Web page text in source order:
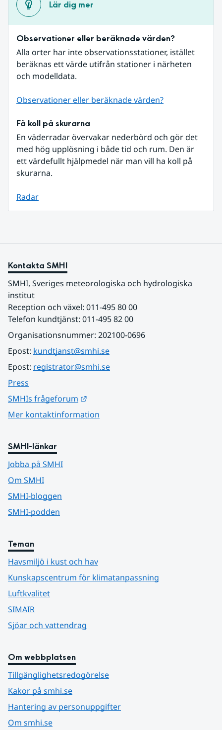
Lär dig mer
Observationer eller beräknade värden?
Alla orter har inte observationsstationer, istället
beräknas ett värde utifrån stationer i närheten
och modelldata.
Observationer eller beräknade värden?
Få koll på skurarna
En väderradar övervakar nederbörd och gör det
med hög upplösning i både tid och rum. Den är
ett värdefullt hjälpmedel när man vill ha koll på
skurarna.
Radar
Kontakta SMHI
SMHI, Sveriges meteorologiska och hydrologiska
institut
Reception och växel: 011-495 80 00
Telefon kundtjänst: 011-495 82 00
Organisationsnummer: 202100-0696
Epost: kundtjanst@smhi.se
Epost: registrator@smhi.se
Press
SMHIs frågeforum
Mer kontaktinformation
SMHI-länkar
Jobba på SMHI
Om SMHI
SMHI-bloggen
SMHI-podden
Teman
Havsmiljö i kust och hav
Kunskapscentrum för klimatanpassning
Luftkvalitet
SIMAIR
Sjöar och vattendrag
Om webbplatsen
Tillgänglighetsredogörelse
Kakor på smhi.se
Hantering av personuppgifter
Om smhi.se